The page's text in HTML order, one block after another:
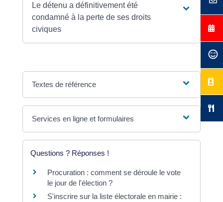
Le détenu a définitivement été
condamné à la perte de ses droits
civiques
Textes de référence
Services en ligne et formulaires
Questions ? Réponses !
Procuration : comment se déroule le vote
le jour de l'élection ?
S'inscrire sur la liste électorale en mairie :